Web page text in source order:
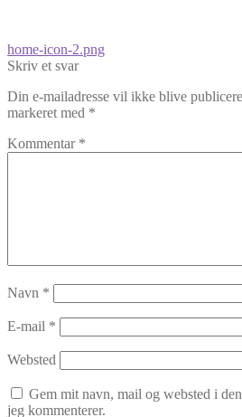
Indlægsnavigation
Forrige
indlæg:
home-icon-2.png
Skriv et svar
Din e-mailadresse vil ikke blive
markeret med *
Kommentar *
Navn *
E-mail *
Websted
Gem mit navn, mail og websted i
jeg kommenterer.